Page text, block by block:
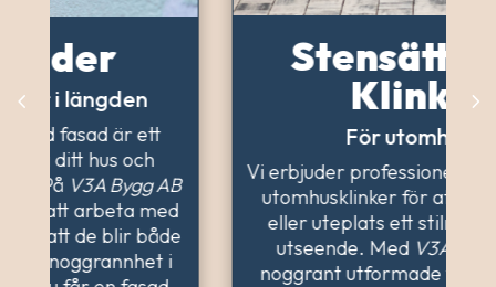
Stensättning &
Vi erbjuder professionell stensättning och
utomhusklinker för att ge din trädgård
eller uteplats ett stilrent och hållbart
utseende. Med
V3A Bygg ABfår du
noggrant utformade ytor som både är